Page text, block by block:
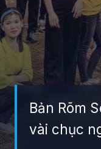
Bản Rõm
vài chục